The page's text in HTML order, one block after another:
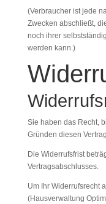
(Verbraucher ist jede
Zwecken abschließt,
noch ihrer
werden kann.)
Sie haben das Recht,
Gründen diesen
Die Widerrufsfrist
Vertragsabschlusses.
Um Ihr Widerrufsrecht
(Hausverwaltung